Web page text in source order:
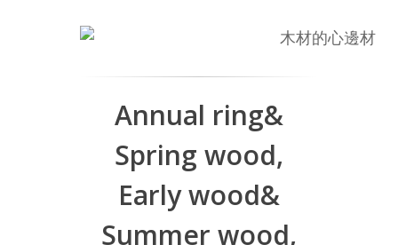
Annual ring&
Spring wood,
Early wood&
Summer wood,